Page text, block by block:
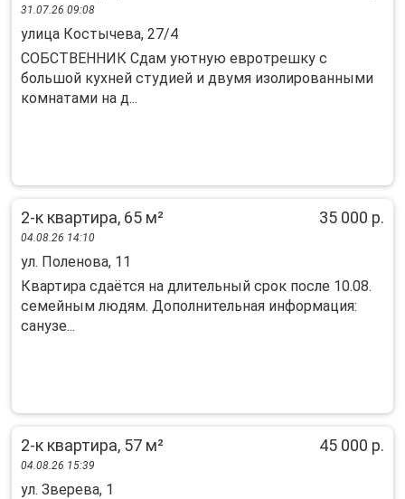
31.07.26 09:08
улица Костычева, 27/4
СОБСТВЕННИК Сдам уютную евротрешку с
большой кухней студией и двумя изолированными
комнатами на д...
2-к квартира, 65 м² 35 000 р.
04.08.26 14:10
ул. Поленова, 11
Квартира сдаётся на длительный срок после 10.08.
семейным людям. Дополнительная информация:
санузе...
2-к квартира, 57 м² 45 000 р.
04.08.26 15:39
ул. Зверева, 1